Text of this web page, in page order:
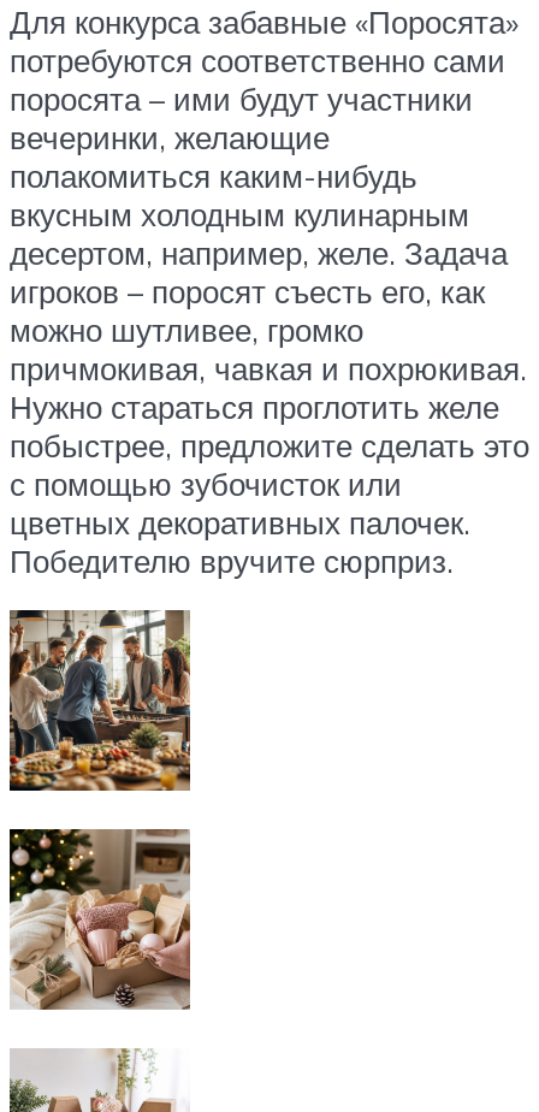
Для конкурса забавные «Поросята»
потребуются соответственно сами
поросята – ими будут участники
вечеринки, желающие
полакомиться каким-нибудь
вкусным холодным кулинарным
десертом, например, желе. Задача
игроков – поросят съесть его, как
можно шутливее, громко
причмокивая, чавкая и похрюкивая.
Нужно стараться проглотить желе
побыстрее, предложите сделать это
с помощью зубочисток или
цветных декоративных палочек.
Победителю вручите сюрприз.